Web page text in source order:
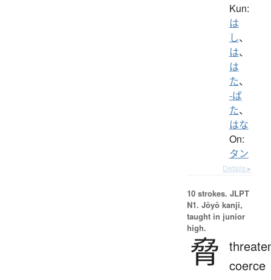
Kun:
は
し、
は、
は
た、
-ば
た、
はな
On:
タン
Details ▸
10 strokes. JLPT
N1. Jōyō kanji,
taught in junior
high.
脅
coerce